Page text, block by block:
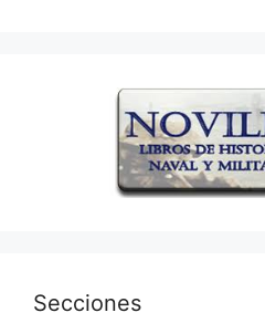
Secciones